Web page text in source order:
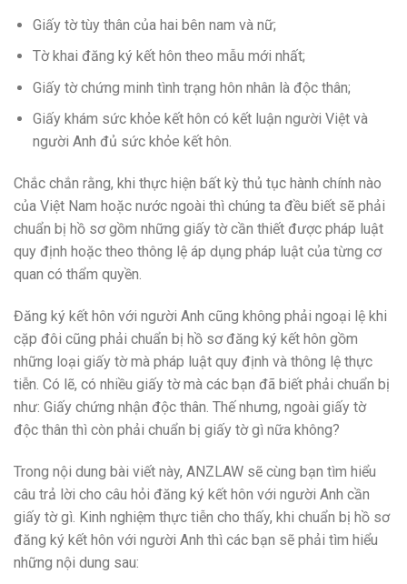
Giấy tờ tùy thân của hai bên nam và nữ;
Tờ khai đăng ký kết hôn theo mẫu mới nhất;
Giấy tờ chứng minh tình trạng hôn nhân là độc thân;
Giấy khám sức khỏe kết hôn có kết luận người Việt và
người Anh đủ sức khỏe kết hôn.
Chắc chắn rằng, khi thực hiện bất kỳ thủ tục hành chính nào
của Việt Nam hoặc nước ngoài thì chúng ta đều biết sẽ phải
chuẩn bị hồ sơ gồm những giấy tờ cần thiết được pháp luật
quy định hoặc theo thông lệ áp dụng pháp luật của từng cơ
quan có thẩm quyền.
Đăng ký kết hôn với người Anh cũng không phải ngoại lệ khi
cặp đôi cũng phải chuẩn bị hồ sơ đăng ký kết hôn gồm
những loại giấy tờ mà pháp luật quy định và thông lệ thực
tiễn. Có lẽ, có nhiều giấy tờ mà các bạn đã biết phải chuẩn bị
như: Giấy chứng nhận độc thân. Thế nhưng, ngoài giấy tờ
độc thân thì còn phải chuẩn bị giấy tờ gì nữa không?
Trong nội dung bài viết này, ANZLAW sẽ cùng bạn tìm hiểu
câu trả lời cho câu hỏi đăng ký kết hôn với người Anh cần
giấy tờ gì. Kinh nghiệm thực tiễn cho thấy, khi chuẩn bị hồ sơ
đăng ký kết hôn với người Anh thì các bạn sẽ phải tìm hiểu
những nội dung sau: